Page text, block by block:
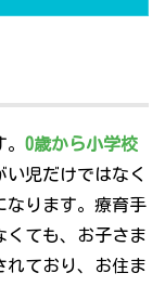
0歳から小学校
い児だけではなく
なります。療育手
くても、お子さま
れており、お住ま